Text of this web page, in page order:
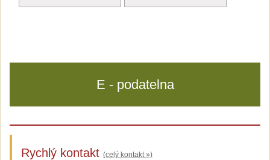
E - podatelna
Rychlý kontakt (celý kontakt »)